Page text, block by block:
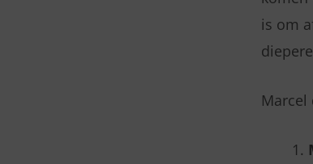
is om
Marcel